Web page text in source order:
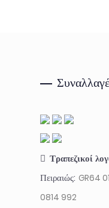
Τραπεζικοί
Πειραιώς: GR64
0814 992